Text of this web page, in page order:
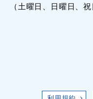
（土曜日、日曜日、